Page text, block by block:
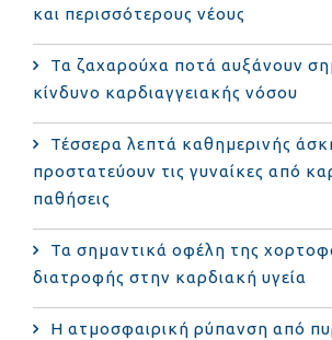
και περισσότερους νέους
Τα ζαχαρούχα ποτά αυξάνουν
κίνδυνο καρδιαγγειακής νόσου
Τέσσερα λεπτά καθημερινής
προστατεύουν τις γυναίκες από
παθήσεις
Τα σημαντικά οφέλη της
διατροφής στην καρδιακή υγεία
Η ατμοσφαιρική ρύπανση από